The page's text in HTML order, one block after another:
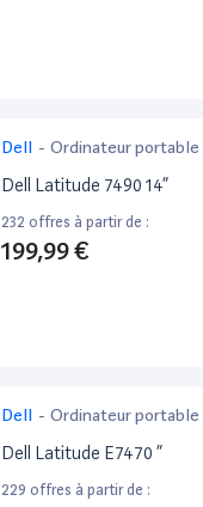
Dell - Ordinateur portable
Dell Latitude 7490 14”
232 offres à partir de :
199,99 €
Dell - Ordinateur portable
Dell Latitude E7470 ”
229 offres à partir de :